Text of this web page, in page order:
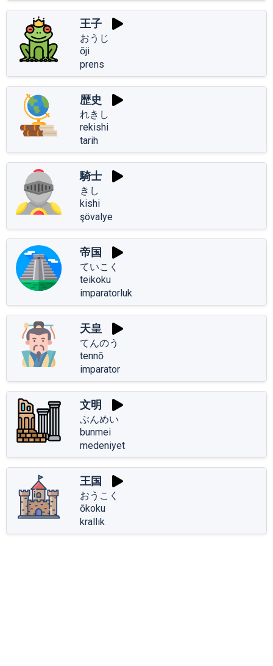
王子
おうじ
ōji
prens
歴史
れきし
rekishi
tarih
騎士
きし
kishi
şövalye
帝国
ていこく
teikoku
imparatorluk
天皇
てんのう
tennō
imparator
文明
ぶんめい
bunmei
medeniyet
王国
おうこく
ōkoku
krallık